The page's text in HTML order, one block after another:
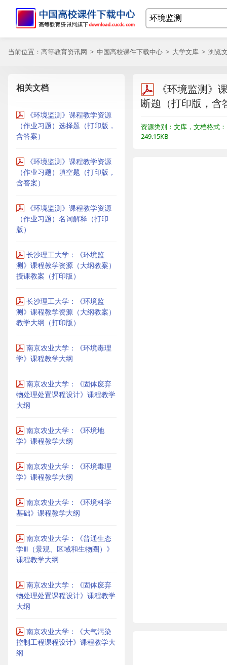
当前位置： 高等教育资讯网 > 中国高校课件下载中心 > 大学文库 > 浏览
相关文档
《环境监测》课程教学资源
（作业习题）选择题（打印版，
含答案）
《环境监测》课程教学资源
（作业习题）填空题（打印版，
含答案）
《环境监测》课程教学资源
（作业习题）名词解释（打印
版）
长沙理工大学：《环境监
测》课程教学资源（大纲教案）
授课教案（打印版）
长沙理工大学：《环境监
测》课程教学资源（大纲教案）
教学大纲（打印版）
南京农业大学：《环境毒理
学》课程教学大纲
南京农业大学：《固体废弃
物处理处置课程设计》课程教学
大纲
南京农业大学：《环境地
学》课程教学大纲
南京农业大学：《环境毒理
学》课程教学大纲
南京农业大学：《环境科学
基础》课程教学大纲
南京农业大学：《普通生态
学Ⅲ（景观、区域和生物圈）》
课程教学大纲
南京农业大学：《固体废弃
物处理处置课程设计》课程教学
大纲
南京农业大学：《大气污染
控制工程课程设计》课程教学大
纲
《环境监测》
断题（打印版，含
资源类别：文库，文档格式
249.15KB